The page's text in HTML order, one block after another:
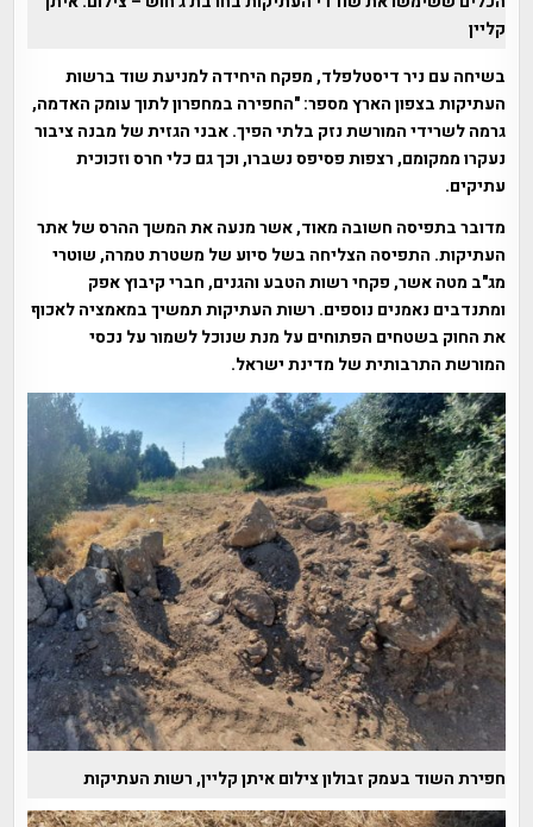
קליין
בשיחה עם ניר דיסטלפלד, מפקח היחידה למניעת שוד ברשות
העתיקות בצפון הארץ מספר: "החפירה במחפרון לתוך עומק האדמה,
גרמה לשרידי המורשת נזק בלתי הפיך. אבני הגזית של מבנה ציבור
נעקרו ממקומם, רצפות פסיפס נשברו, וכך גם כלי חרס וזכוכית
עתיקים.
מדובר בתפיסה חשובה מאוד, אשר מנעה את המשך ההרס של אתר
העתיקות. התפיסה הצליחה בשל סיוע של משטרת טמרה, שוטרי
מג"ב מטה אשר, פקחי רשות הטבע והגנים, חברי קיבוץ אפק
ומתנדבים נאמנים נוספים. רשות העתיקות תמשיך במאמציה לאכוף
את החוק בשטחים הפתוחים על מנת שנוכל לשמור על נכסי
המורשת התרבותית של מדינת ישראל.
חפירת השוד בעמק זבולון צילום איתן קליין, רשות העתיקות